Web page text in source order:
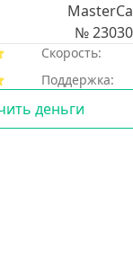
№
Скорость:
Поддержка:
деньги